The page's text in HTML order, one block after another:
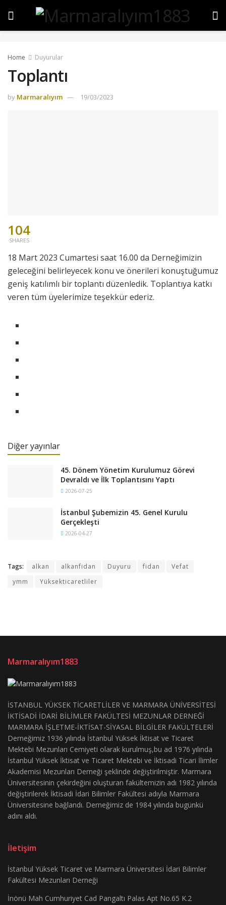
Home Duyurular
Toplantı
by Marmaralıyım 19/03/2023
104
SHARES
18 Mart 2023 Cumartesi saat 16.00 da Derneğimizin
geleceğini belirleyecek konu ve önerileri konuştuğumuz
geniş katılımlı bir toplantı düzenledik. Toplantıya katkı
veren tüm üyelerimize teşekkür ederiz.
Diğer yayınlar
45. Dönem Yönetim Kurulumuz Görevi
Devraldı ve İlk Toplantısını Yaptı
2026-07-25
İstanbul Şubemizin 45. Genel Kurulu
Gerçekleşti
2026-04-27
Tags: alkan alkanfidan Duyuru fidan
Vefat
ymm
Yüksekticaretliler
Marmaralıyım1883
İSTANBUL YÜKSEK TİCARETLİLER VE MARMARA ÜNİVERSİTESİ
İKTİSADİ İDARİ BİLİMLER FAKÜLTESİ MEZUNLAR DERNEĞİ
MARMARA İŞLETME-İKTİSAT-SİYASAL BİLGİLER FAKÜLTELERİ
Derneğimiz 1936 yılında İstanbul Yüksek İktisat ve Ticaret
Mektebi Mezunları Cemiyeti olarak kurulmuş,bu ad 1976 yılında
İstanbul Yüksek İktisat ve Ticaret Mektebi ve İktisadi Ticari İlimler
Akademisi Mezunları Derneği şeklinde değiştirilmiştir. Marmara
Üniversitesinin çekirdeğini oluşturan fakültemizin adı 1982 yılında
değiştirilerek İktisadi İdari Bilimler Fakültesi adıyla Marmara
Üniversitesine bağlandı. Derneğimiz de 1984 yılında bugünkü
adını aldı.
İletişim
İstanbul Yüksek Ticaret ve Marmara Üniversitesi İdari Bilimler
Fakültesi Mezunları Derneği
İnönü Mah Cumhuriyet Cad Pangaltı Palas Apt No.65 K.2